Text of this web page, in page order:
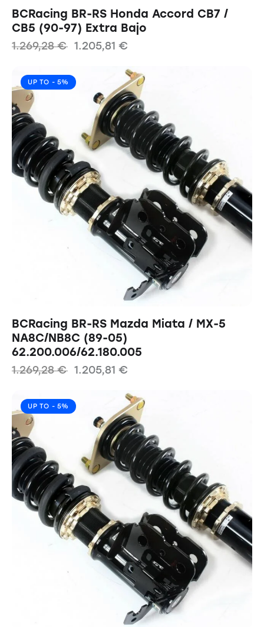
BCRacing BR-RS Honda Accord CB7 /
CB5 (90-97) Extra Bajo
1.269,28€ 1.205,81 €
UP TO - 5%
BCRacing BR-RS Mazda Miata / MX-5
NA8C/NB8C (89-05)
62.200.006/62.180.005
1.269,28€ 1.205,81 €
UP TO - 5%